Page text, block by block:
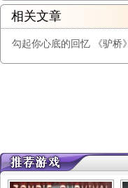
相关文章
勾起你心底的回忆 《驴桥》